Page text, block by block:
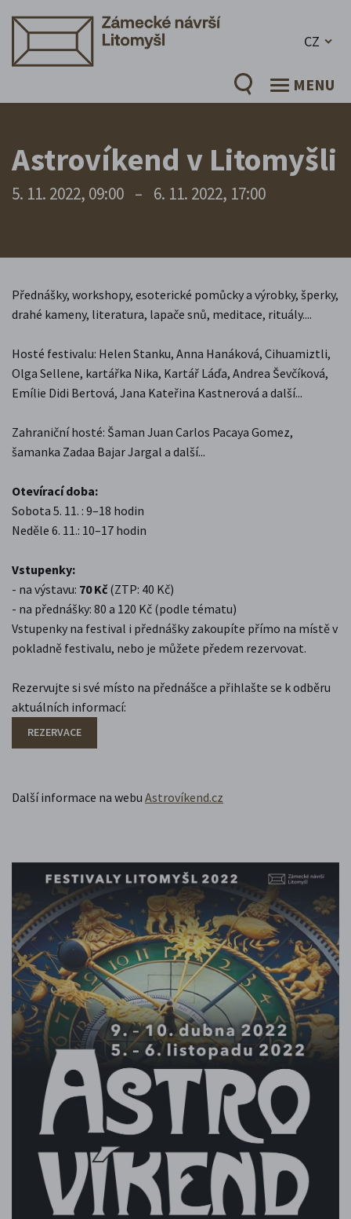
CZ
MENU
Astrovíkend v Litomyšli
5. 11. 2022, 09:00 – 6. 11. 2022, 17:00
Přednášky, workshopy, esoterické pomůcky a výrobky, šperky,
drahé kameny, literatura, lapače snů, meditace, rituály....
Hosté festivalu: Helen Stanku, Anna Hanáková, Cihuamiztli,
Olga Sellene, kartářka Nika, Kartář Láďa, Andrea Ševčíková,
Emílie Didi Bertová, Jana Kateřina Kastnerová a další...
Zahraniční hosté: Šaman Juan Carlos Pacaya Gomez,
šamanka Zadaa Bajar Jargal a další...
Otevírací doba:
Sobota 5. 11. : 9–18 hodin
Neděle 6. 11.: 10–17 hodin
Vstupenky:
- na výstavu: 70 Kč (ZTP: 40 Kč)
- na přednášky: 80 a 120 Kč (podle tématu)
Vstupenky na festival i přednášky zakoupíte přímo na místě v
pokladně festivalu, nebo je můžete předem rezervovat.
Rezervujte si své místo na přednášce a přihlašte se k odběru
aktuálních informací:
REZERVACE
Další informace na webu Astrovíkend.cz